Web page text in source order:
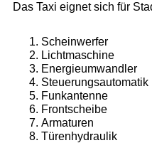
Das Taxi eignet sich für
Scheinwerfer
Lichtmaschine
Energieumwandler
Steuerungsautomatik
Funkantenne
Frontscheibe
Armaturen
Türenhydraulik